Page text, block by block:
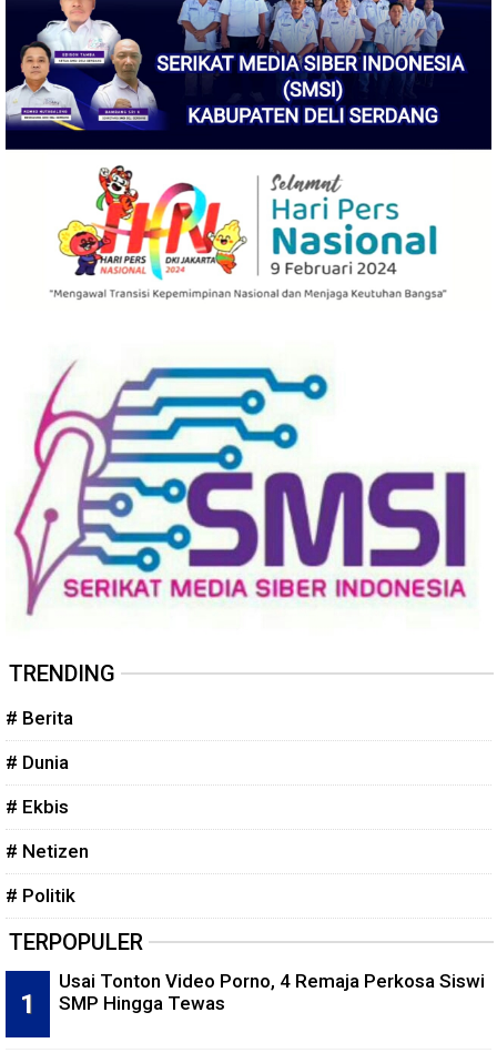
TRENDING
# Berita
# Dunia
# Ekbis
# Netizen
# Politik
TERPOPULER
Usai Tonton Video Porno, 4 Remaja Perkosa Siswi
SMP Hingga Tewas